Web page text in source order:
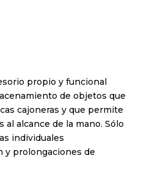
propio y funcional
de objetos que
cajoneras y que permite
alcance de la mano. Sólo
individuales
y prolongaciones de